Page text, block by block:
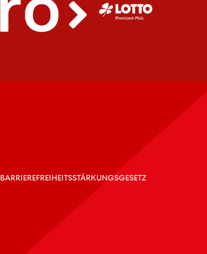
BARRIEREFREIHEITSSTÄRKUNGSGESETZ